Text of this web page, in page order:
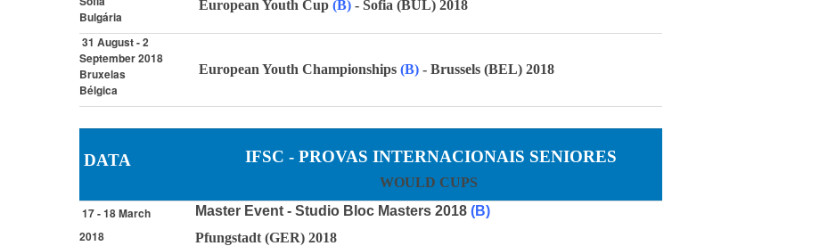
Bulgária
European Youth Cup (B) - Sofia (BUL) 2018
31 August - 2
September 2018
Bruxelas
Bélgica
European Youth Championships (B) - Brussels (BEL) 2018
DATA IFSC - PROVAS INTERNACIONAIS SENIORES
WOULD CUPS
17 - 18 March
2018
Master Event - Studio Bloc Masters 2018 (B)
Pfungstadt (GER) 2018